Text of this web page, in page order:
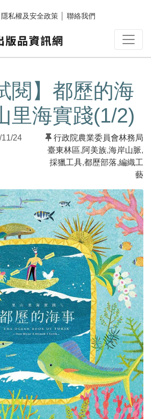
隱私權及安全政策 聯絡我們
閱】都歷的海
里海實踐(1/2)
11/24
行政院農業委員會林務局
臺東林區,阿美族,海岸山脈,
採獵工具,都歷部落,編織工
藝